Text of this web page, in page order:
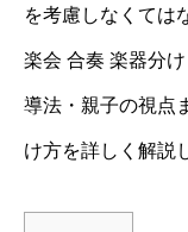
を考慮しなくては
楽会 合奏 楽器分
導法・親子の視点
け方を詳しく解説